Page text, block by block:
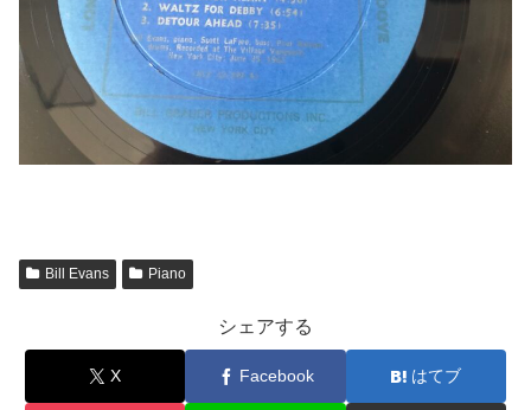
Bill Evans Piano
シェアする
X Facebook はてブ